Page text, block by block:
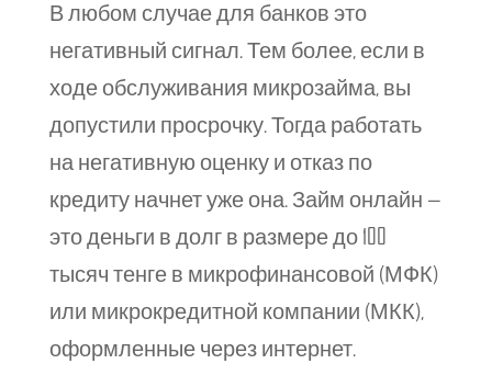
В любом случае для банков это
негативный сигнал. Тем более, если в
ходе обслуживания микрозайма, вы
допустили просрочку. Тогда работать
на негативную оценку и отказ по
кредиту начнет уже она. Займ онлайн —
это деньги в долг в размере до 100
тысяч тенге в микрофинансовой (МФК)
или микрокредитной компании (МКК),
оформленные через интернет.